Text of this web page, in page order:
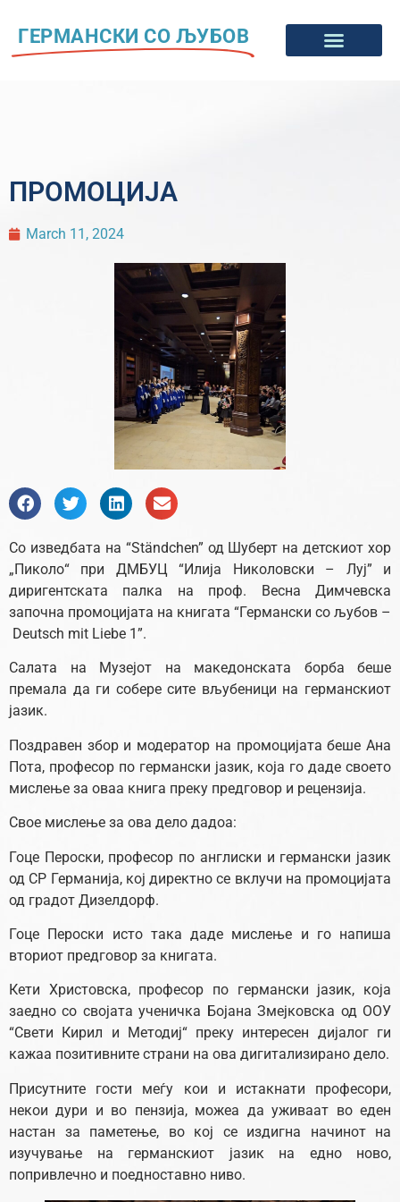
ГЕРМАНСКИ СО ЉУБОВ
ПРОМОЦИЈА
March 11, 2024
Со изведбата на “Ständchen” од Шуберт на детскиот хор
„Пиколо“ при ДМБУЦ “Илија Николовски – Луј” и
диригентската палка на проф. Весна Димчевска
започна промоцијата на книгата “Германски со љубов –
Deutsch mit Liebe 1”.
Салата на Музејот на македонската борба беше
премала да ги собере сите вљубеници на германскиот
јазик.
Поздравен збор и модератор на промоцијата беше Ана
Пота, професор по германски јазик, која го даде своето
мислење за оваа книга преку предговор и рецензија.
Свое мислење за ова дело дадоа:
Гоце Пероски, професор по англиски и германски јазик
од СР Германија, кој директно се вклучи на промоцијата
од градот Дизелдорф.
Гоце Пероски исто така даде мислење и го напиша
вториот предговор за книгата.
Кети Христовска, професор по германски јазик, која
заедно со својата ученичка Бојана Змејковска од ООУ
“Свети Кирил и Методиј“ преку интересен дијалог ги
кажаа позитивните страни на ова дигитализирано дело.
Присутните гости меѓу кои и истакнати професори,
некои дури и во пензија, можеа да уживаат во еден
настан за паметење, во кој се издигна начинот на
изучување на германскиот јазик на едно ново,
попривлечно и поедноставно ниво.